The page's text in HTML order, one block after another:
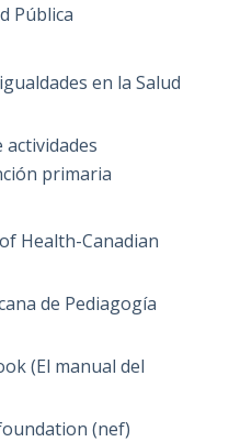
Pública
en la Salud
actividades
primaria
Health-Canadian
de Pediagogía
(El manual del
(nef)